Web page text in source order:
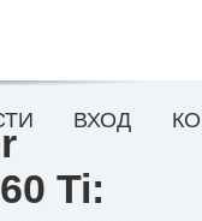
Ti:
ВХОД